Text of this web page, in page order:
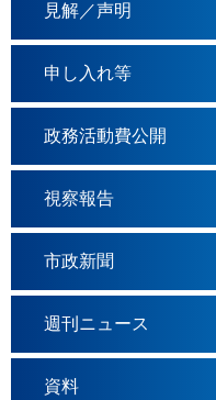
見解／声明
申し入れ等
政務活動費公開
視察報告
市政新聞
週刊ニュース
資料